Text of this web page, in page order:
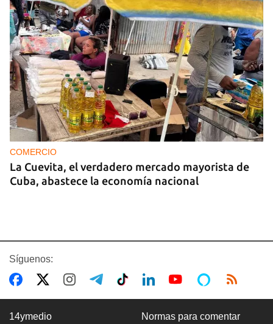
COMERCIO
La Cuevita, el verdadero mercado mayorista de
Cuba, abastece la economía nacional
Síguenos:
14ymedio Normas para comentar